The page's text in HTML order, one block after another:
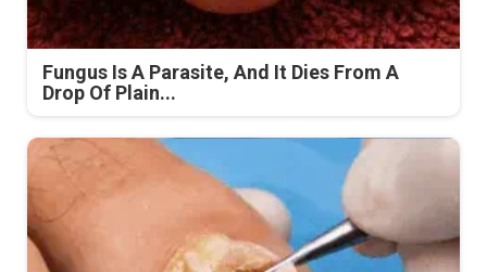
Fungus Is A Parasite, And It Dies From A
Drop Of Plain...